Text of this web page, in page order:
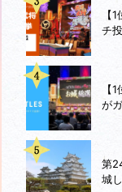
【
チ
【
が
第
城